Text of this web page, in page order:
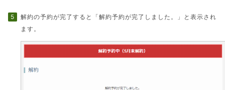
解約の予約が完了すると「解約予約が完了しました。」と表示され
ます。